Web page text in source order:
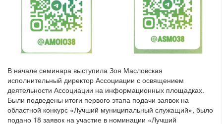
В начале семинара выступила Зоя Масловская
исполнительный директор Ассоциации с освящением
деятельности Ассоциации на информационных площадках.
Были подведены итоги первого этапа подачи заявок на
областной конкурс «Лучший муниципальный служащий», было
подано 18 заявок на участие в номинации «Лучший